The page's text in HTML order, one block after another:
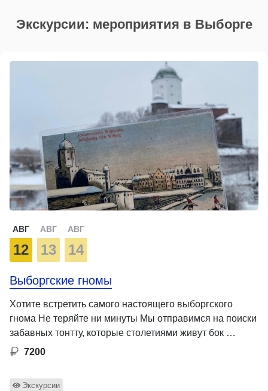
Экскурсии: мероприятия в Выборге
АВГ
12
АВГ
13
АВГ
14
Выборгские гномы
Хотите встретить самого настоящего выборгского
гнома Не теряйте ни минуты Мы отправимся на поиски
забавных тонтту, которые столетиями живут бок …
7200
Экскурсии